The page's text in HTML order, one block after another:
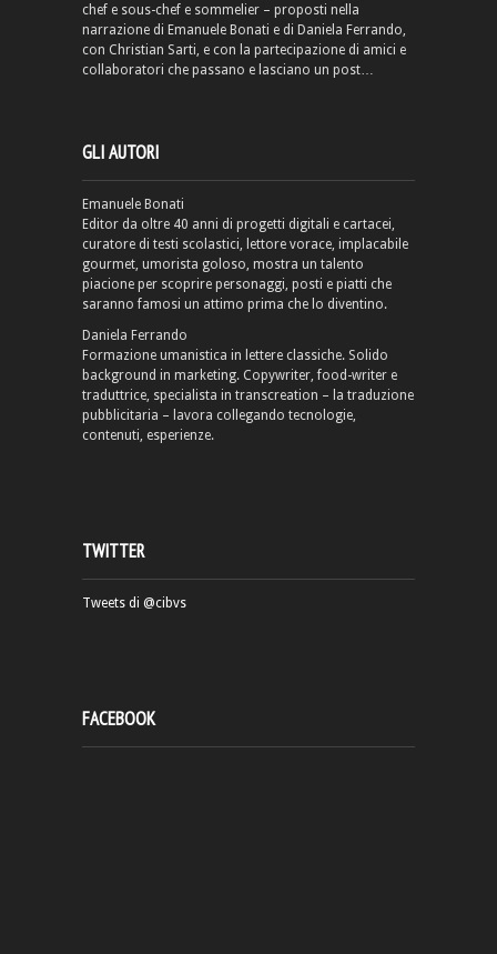
chef e sous-chef e sommelier – proposti nella
narrazione di Emanuele Bonati e di Daniela Ferrando,
con Christian Sarti, e con la partecipazione di amici e
collaboratori che passano e lasciano un post…
GLI AUTORI
Emanuele Bonati
Editor da oltre 40 anni di progetti digitali e cartacei,
curatore di testi scolastici, lettore vorace, implacabile
gourmet, umorista goloso, mostra un talento
piacione per scoprire personaggi, posti e piatti che
saranno famosi un attimo prima che lo diventino.
Daniela Ferrando
Formazione umanistica in lettere classiche. Solido
background in marketing. Copywriter, food-writer e
traduttrice, specialista in transcreation – la traduzione
pubblicitaria – lavora collegando tecnologie,
contenuti, esperienze.
TWITTER
Tweets di @cibvs
FACEBOOK